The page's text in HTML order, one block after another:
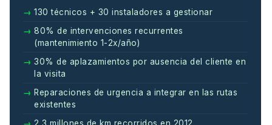
130 técnicos + 30 instaladores a gestionar
80% de intervenciones recurrentes
(mantenimiento 1-2x/año)
30% de aplazamientos por ausencia del cliente en
la visita
Reparaciones de urgencia a integrar en las rutas
existentes